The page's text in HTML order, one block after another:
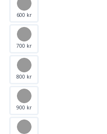
600 kr
700 kr
800 kr
900 kr